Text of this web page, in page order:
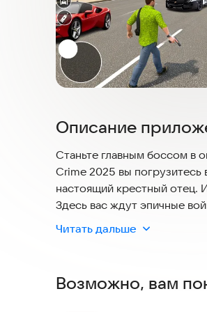
Описание
Станьте главным боссом в
Crime 2025 вы
настоящий крестный отец.
Здесь вас ждут эпичные
качества создает
Автомобиль Creta - 66666
Читать дальше
Возможно, вам